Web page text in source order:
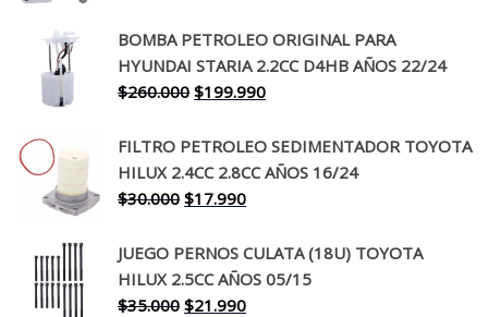
original
era:
$650.000.
actual
es:
$519.990.
BOMBA PETROLEO ORIGINAL PARA
HYUNDAI STARIA 2.2CC D4HB AÑOS 22/24
$260.000 El
original
era:
$260.000.
$199.990El
actual
es:
FILTRO PETROLEO SEDIMENTADOR TOYOTA
HILUX 2.4CC 2.8CC AÑOS 16/24
$30.000 El
original
era:
$30.000.
$17.990El
actual
es:
$17.990.
JUEGO PERNOS CULATA (18U) TOYOTA
HILUX 2.5CC AÑOS 05/15
$35.000 El
$21.990El